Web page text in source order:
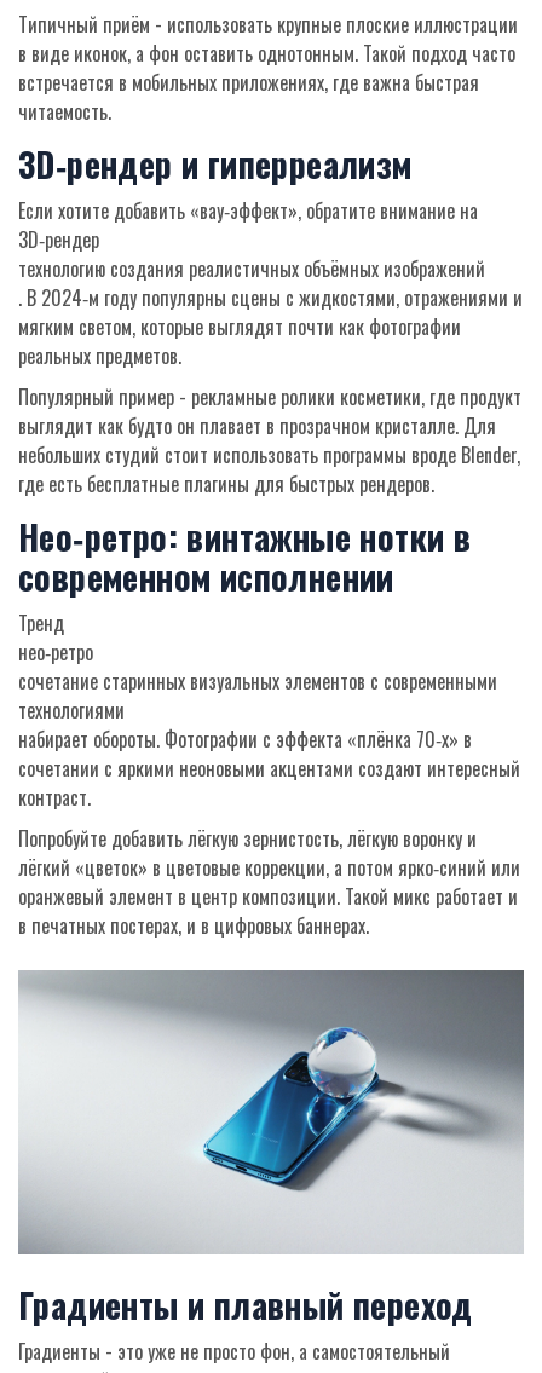
Типичный приём - использовать крупные плоские иллюстрации
в виде иконок, а фон оставить однотонным. Такой подход часто
встречается в мобильных приложениях, где важна быстрая
читаемость.
3D‑рендер и гиперреализм
Если хотите добавить «вау‑эффект», обратите внимание на
3D‑рендер
технологию создания реалистичных объёмных изображений
. В 2024‑м году популярны сцены с жидкостями, отражениями и
мягким светом, которые выглядят почти как фотографии
реальных предметов.
Популярный пример - рекламные ролики косметики, где продукт
выглядит как будто он плавает в прозрачном кристалле. Для
небольших студий стоит использовать программы вроде Blender,
где есть бесплатные плагины для быстрых рендеров.
Нео‑ретро: винтажные нотки в
современном исполнении
Тренд
нео‑ретро
сочетание старинных визуальных элементов с современными
технологиями
набирает обороты. Фотографии с эффекта «плёнка 70‑х» в
сочетании с яркими неоновыми акцентами создают интересный
контраст.
Попробуйте добавить лёгкую зернистость, лёгкую воронку и
лёгкий «цветок» в цветовые коррекции, а потом ярко‑синий или
оранжевый элемент в центр композиции. Такой микс работает и
в печатных постерах, и в цифровых баннерах.
Градиенты и плавный переход
Градиенты - это уже не просто фон, а самостоятельный